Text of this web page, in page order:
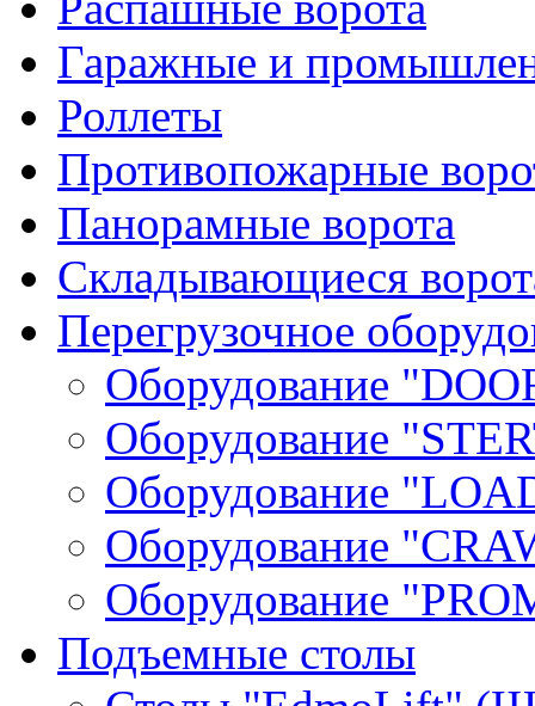
Гаражные и
Роллеты
Противопожарные
Панорамные ворота
Складывающиеся
Перегрузочное
Оборудование
Оборудование
Оборудование
Оборудование
Оборудование
Подъемные столы